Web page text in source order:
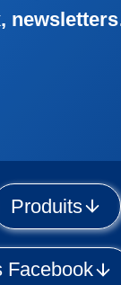
Produits
Facebook